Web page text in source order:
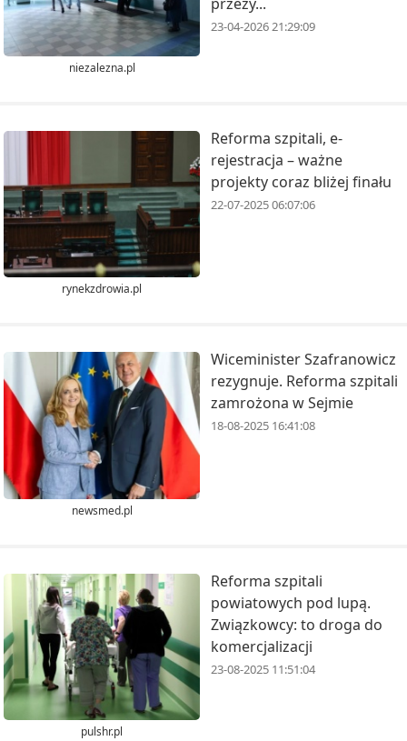
niezalezna.pl
23-04-2026 21:29:09
rynekzdrowia.pl
Reforma szpitali, e-
rejestracja – ważne
projekty coraz bliżej finału
22-07-2025 06:07:06
newsmed.pl
Wiceminister Szafranowicz
rezygnuje. Reforma szpitali
zamrożona w Sejmie
18-08-2025 16:41:08
pulshr.pl
Reforma szpitali
powiatowych pod lupą.
Związkowcy: to droga do
komercjalizacji
23-08-2025 11:51:04